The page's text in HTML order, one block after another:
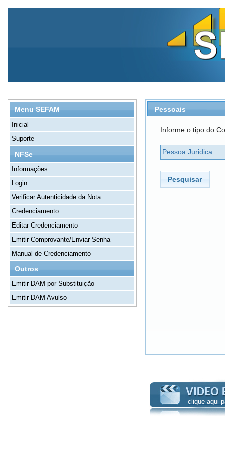
Menu SEFAM
Inicial
Suporte
NFSe
Informações
Login
Verificar Autenticidade da Nota
Credenciamento
Editar Credenciamento
Emitir Comprovante/Enviar Senha
Manual de Credenciamento
Outros
Emitir DAM por Substituição
Emitir DAM Avulso
Pessoais
Informe o tipo do
Pessoa Juridica
Pesquisar
clique aqui